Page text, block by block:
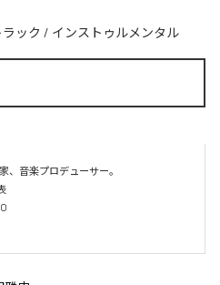
ック / インストゥルメンタル
、音楽プロデューサー。